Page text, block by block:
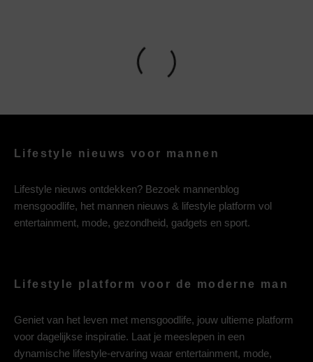
Lifestyle nieuws voor mannen
Lifestyle nieuws ontdekken? Bezoek mannenblog
mensgoodlife, het mannen nieuws & lifestyle platform vol
entertainment, mode, gezondheid, gadgets en sport.
Lifestyle platform voor de moderne man
Geniet van het leven met mensgoodlife, jouw ultieme platform
voor dagelijkse inspiratie. Laat je meeslepen in een
dynamische lifestyle-ervaring waar entertainment, mode,